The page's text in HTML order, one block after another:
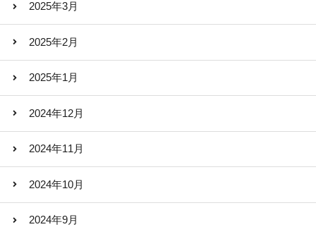
2025年3月
2025年2月
2025年1月
2024年12月
2024年11月
2024年10月
2024年9月